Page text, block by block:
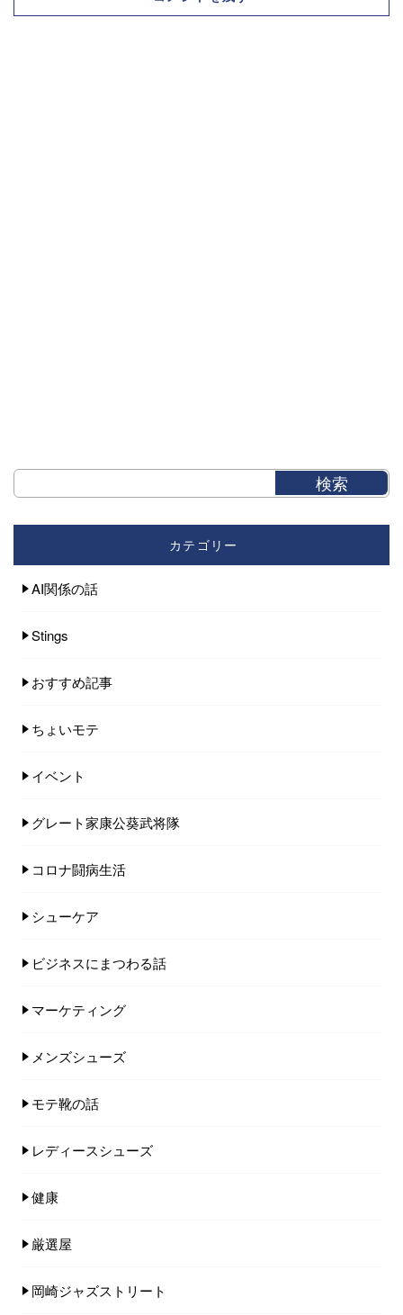
カテゴリー
AI関係の話
Stings
おすすめ記事
ちょいモテ
イベント
グレート家康公葵武将隊
コロナ闘病生活
シューケア
ビジネスにまつわる話
マーケティング
メンズシューズ
モテ靴の話
レディースシューズ
健康
厳選屋
岡崎ジャズストリート